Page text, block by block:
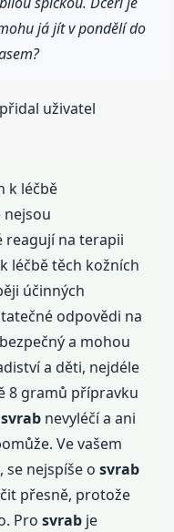
já jít v pondělí do
uživatel
k léčbě
na terapii
léčbě těch kožních
účinných
odpovědi na
a mohou
a děti, nejdéle
8 gramů přípravku
svrab nevyléčí a ani
Ve vašem
se nejspíše osvrab
přesně, protože
Prosvrab je